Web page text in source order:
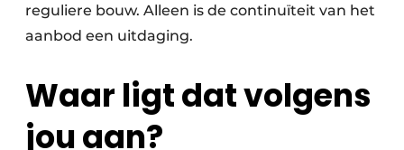
reguliere bouw. Alleen is de continuïteit van het
aanbod een uitdaging.
Waar ligt dat volgens
jou aan?